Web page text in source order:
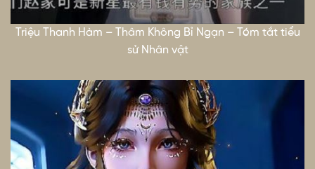
Triệu Thanh Hàm – Thâm Không Bỉ Ngạn – Tóm tắt tiểu
sử Nhân vật